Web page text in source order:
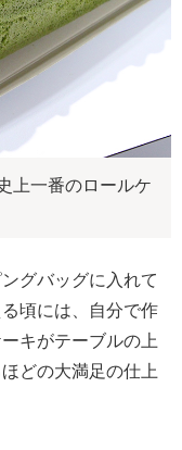
上一番のロールケ
グバッグに入れて
頃には、自分で作
キがテーブルの上
どの大満足の仕上